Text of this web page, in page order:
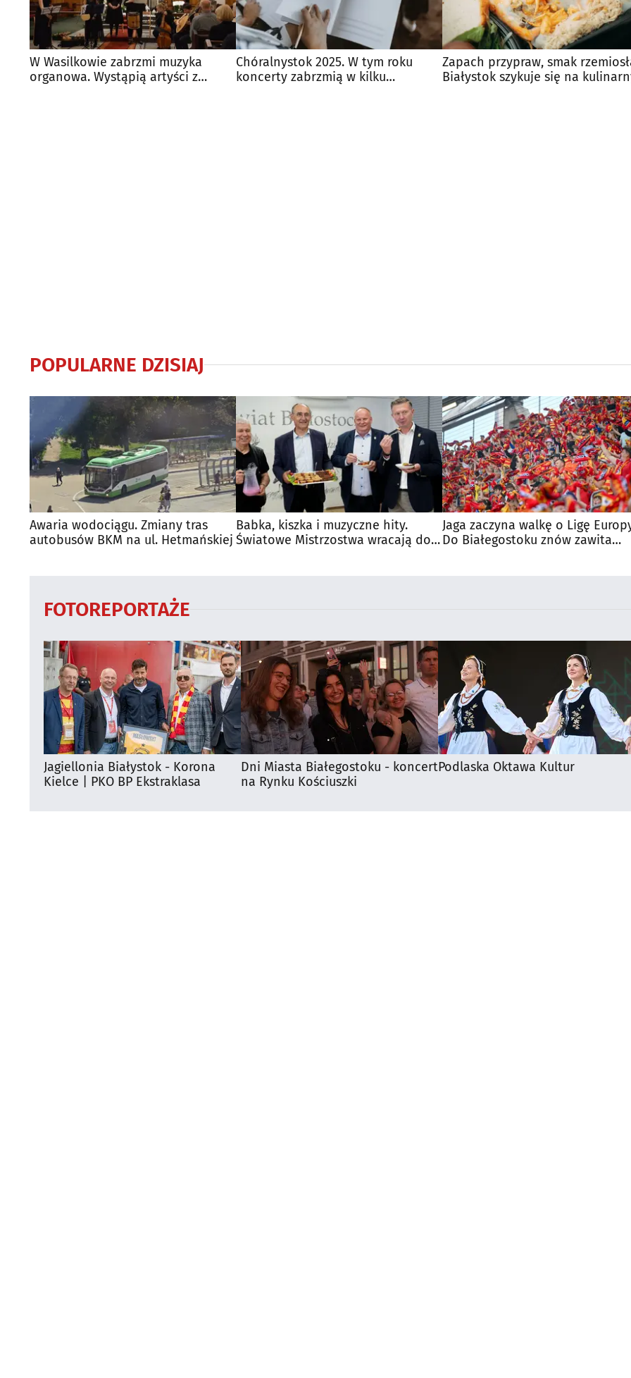
W Wasilkowie zabrzmi muzyka
organowa. Wystąpią artyści z
Chóralnystok 2025. W tym roku
koncerty zabrzmią w kilku
Zapach przypraw, smak
Białystok szykuje się na
POPULARNE DZISIAJ
Awaria wodociągu. Zmiany tras
autobusów BKM na ul. Hetmańskiej
Babka, kiszka i muzyczne hity.
Światowe Mistrzostwa wracają do
Jaga zaczyna walkę o Ligę
Do Białegostoku znów zawita
FOTOREPORTAŻE
Jagiellonia Białystok - Korona
Kielce | PKO BP Ekstraklasa
Dni Miasta Białegostoku - koncert
na Rynku Kościuszki
Podlaska Oktawa Kultur